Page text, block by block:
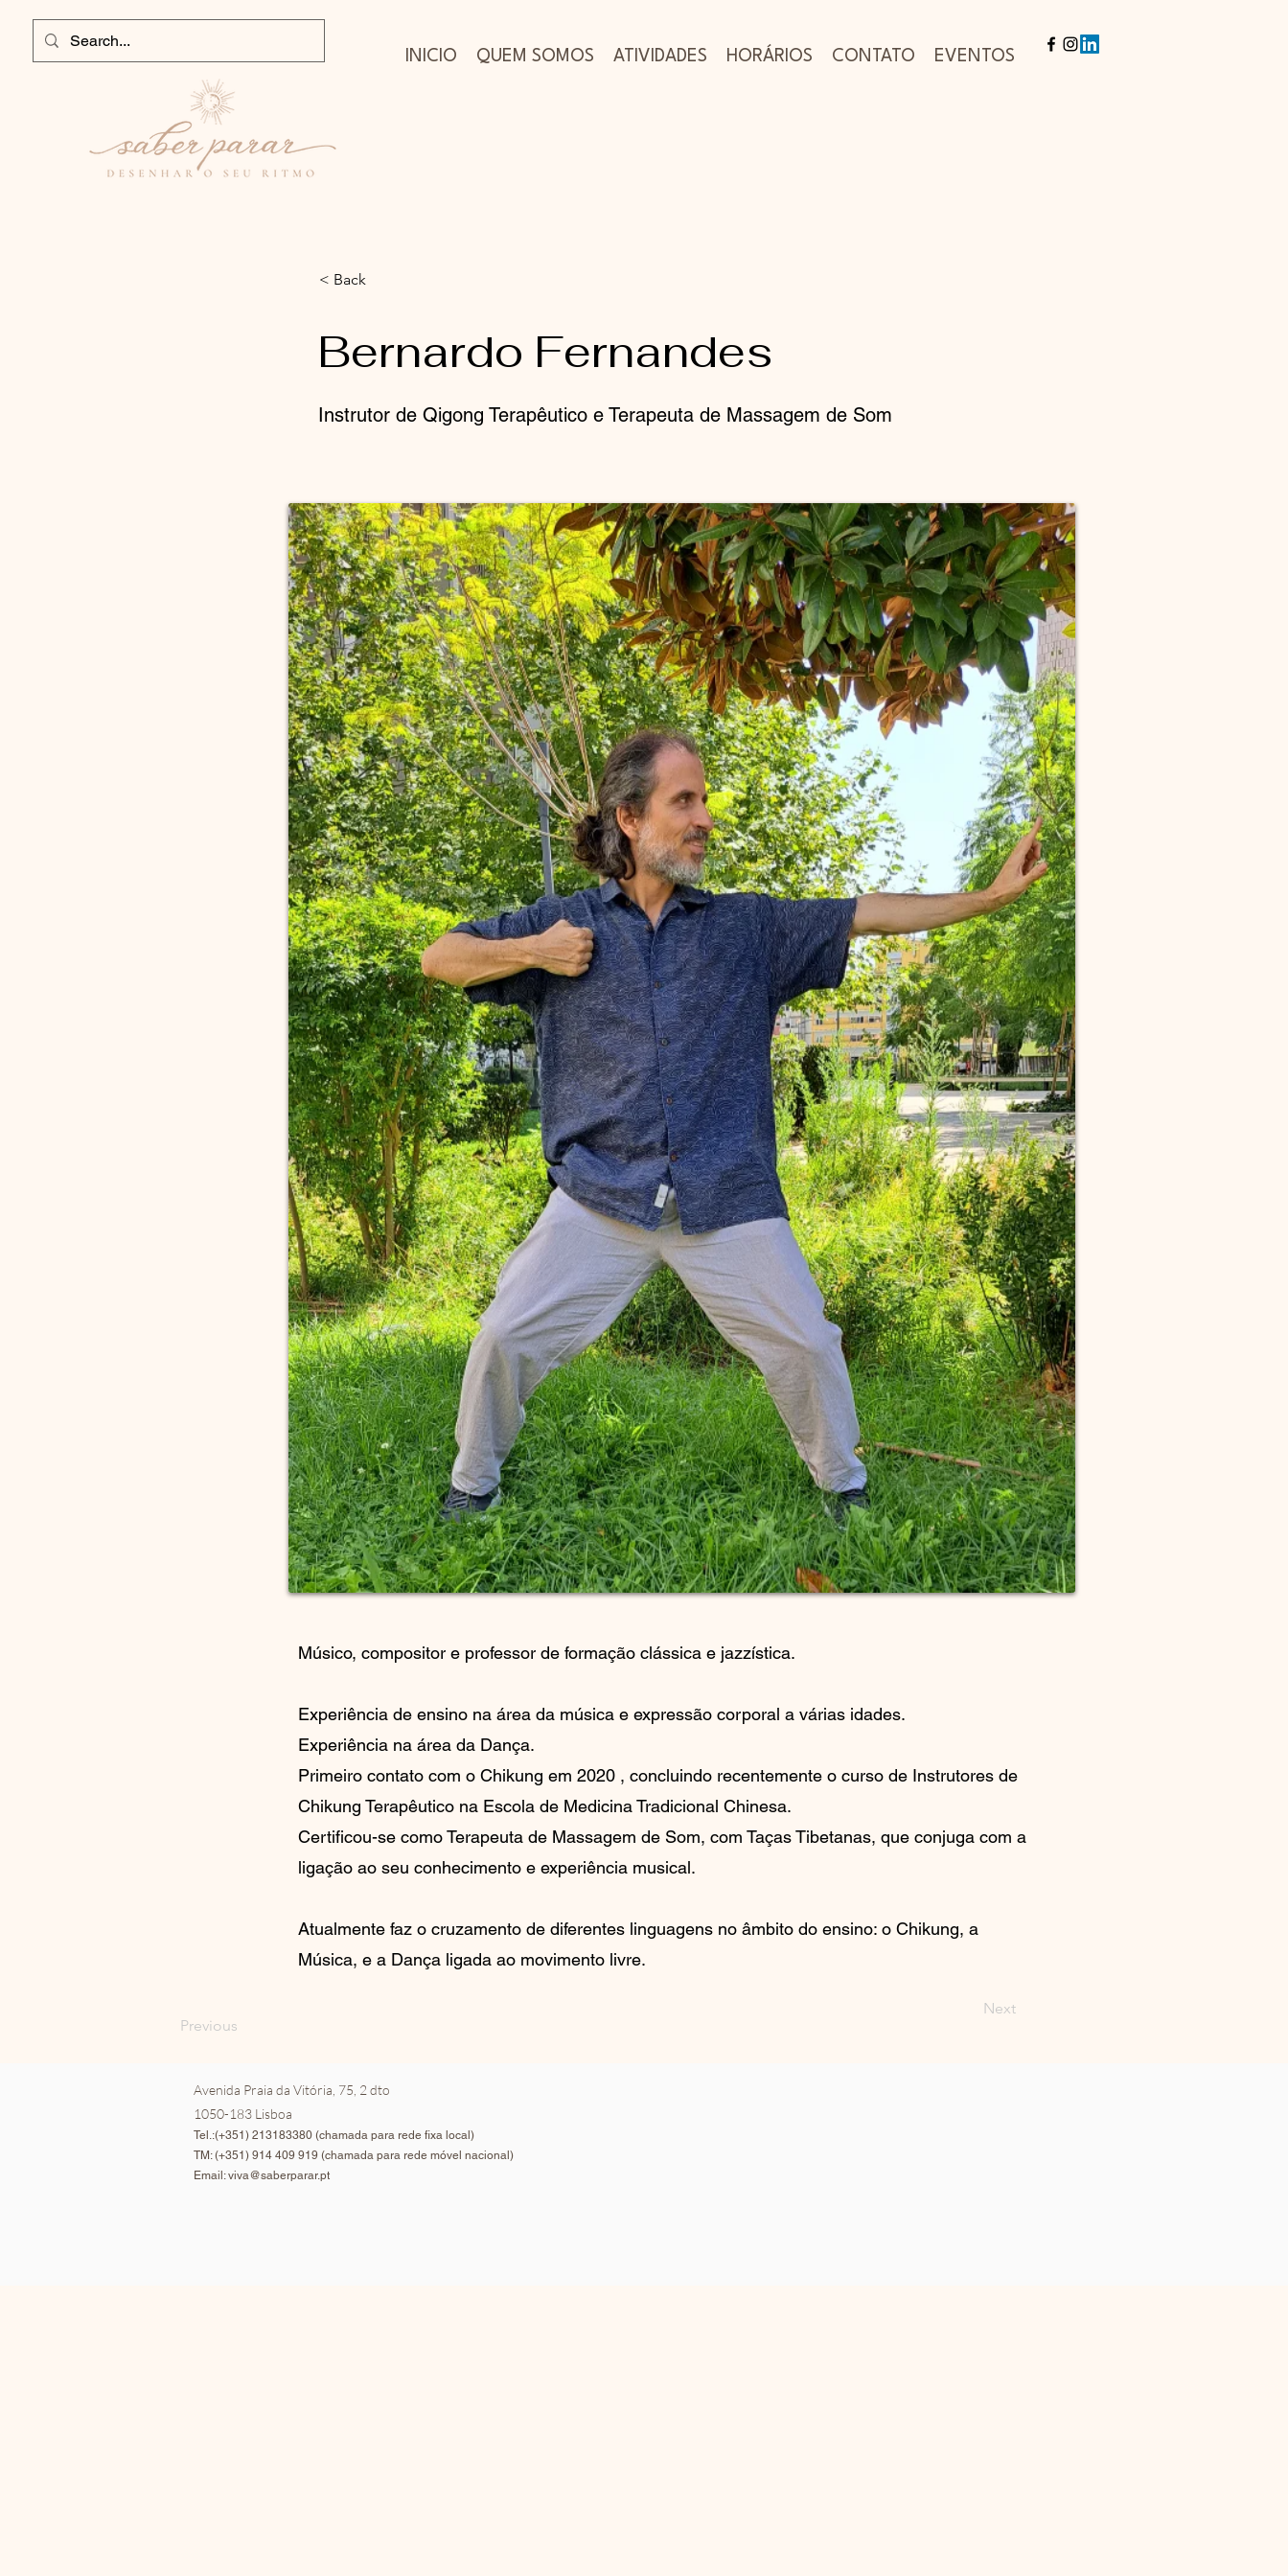
INICIO QUEM SOMOS ATIVIDADES HORÁRIOS CONTATO EVENTOS
< Back
Bernardo Fernandes
Instrutor de Qigong Terapêutico e Terapeuta de Massagem de Som
Músico, compositor e professor de formação clássica e jazzística.
Experiência de ensino na área da música e expressão corporal a várias idades.
Experiência na área da Dança.
Primeiro contato com o Chikung em 2020 , concluindo recentemente o curso de Instrutores de
Chikung Terapêutico na Escola de Medicina Tradicional Chinesa.
Certificou-se como Terapeuta de Massagem de Som, com Taças Tibetanas, que conjuga com a
ligação ao seu conhecimento e experiência musical.
Atualmente faz o cruzamento de diferentes linguagens no âmbito do ensino: o Chikung, a
Música, e a Dança ligada ao movimento livre.
Previous
Next
Avenida Praia da Vitória, 75, 2 dto
1050-183 Lisboa
Tel.:(+351) 213183380 (chamada para rede fixa local)
TM: (+351) 914 409 919 (chamada para rede móvel nacional)
Email:viva@saberparar.pt